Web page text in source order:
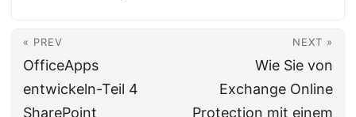
« PREV
OfficeApps
entwickeln-Teil 4
SharePoint
NEXT »
Wie Sie von
Exchange Online
Protection mit einem